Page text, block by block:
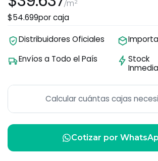
/m²
$54.699por caja
Distribuidores Oficiales
Envíos a Todo el País
Stock
Calcular cuántas cajas
Cotizar por